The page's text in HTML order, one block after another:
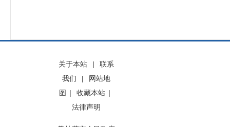
关于本站 |
联系
我们
|
网站地
图 | 收藏本站 |
法律声明